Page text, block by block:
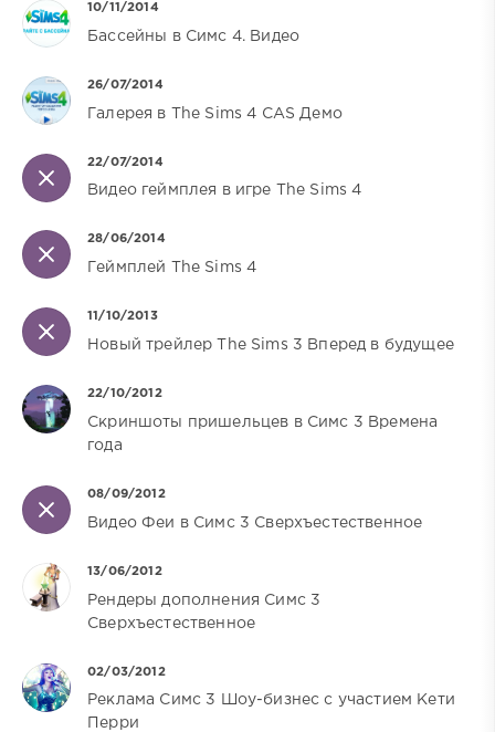
10/11/2014
Бассейны в Симс 4. Видео
26/07/2014
Галерея в The Sims 4 CAS Демо
22/07/2014
Видео геймплея в игре The Sims 4
28/06/2014
Геймплей The Sims 4
11/10/2013
Новый трейлер The Sims 3 Вперед в будущее
22/10/2012
Скриншоты пришельцев в Симс 3 Времена
года
08/09/2012
Видео Феи в Симс 3 Сверхъестественное
13/06/2012
Рендеры дополнения Симс 3
Сверхъестественное
02/03/2012
Реклама Симс 3 Шоу-бизнес с участием Кети
Перри